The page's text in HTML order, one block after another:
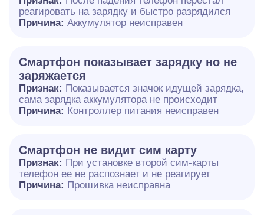
реагировать на зарядку и быстро разрядился
Причина: Аккумулятор неисправен
Смартфон показывает зарядку но не
заряжается
Признак: Показывается значок идущей зарядка,
сама зарядка аккумулятора не происходит
Причина: Контроллер питания неисправен
Смартфон не видит сим карту
Признак: При установке второй сим-карты
телефон ее не распознает и не реагирует
Причина: Прошивка неисправна